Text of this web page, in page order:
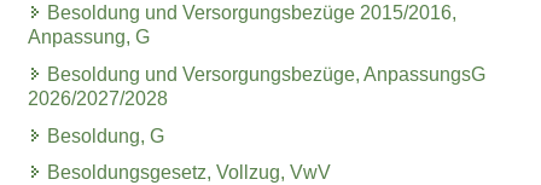
Besoldung und Versorgungsbezüge 2015/2016,
Anpassung, G
Besoldung und Versorgungsbezüge, AnpassungsG
2026/2027/2028
Besoldung, G
Besoldungsgesetz, Vollzug, VwV